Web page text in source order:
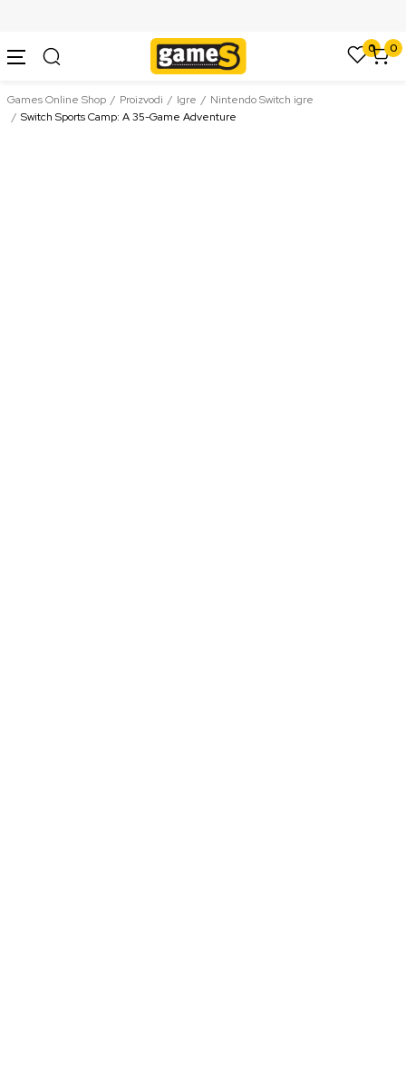
0 0
Games Online Shop Proizvodi Igre
Nintendo Switch igre
Switch Sports Camp: A 35-Game Adventure